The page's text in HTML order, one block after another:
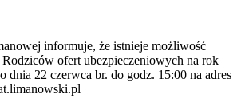
informuje, że istnieje możliwość
Rodziców ofert ubezpieczeniowych na rok
dnia 22 czerwca br. do godz. 15:00 na adres